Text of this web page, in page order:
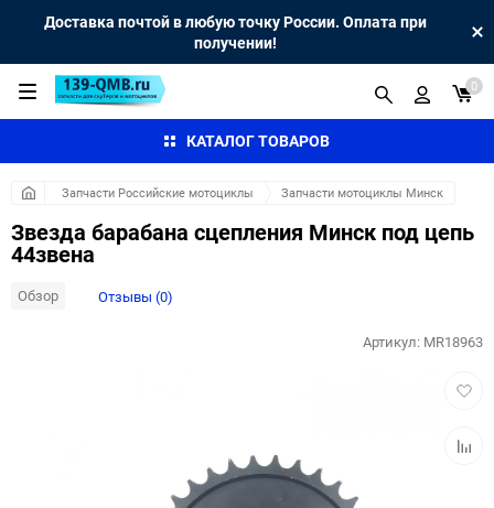
Доставка почтой в любую точку России. Оплата при
получении!
КАТАЛОГ ТОВАРОВ
0
Запчасти Российские мотоциклы Запчасти мотоциклы Минск
Звезда барабана сцепления Минск под цепь
44звена
Обзор Отзывы (0)
Артикул: MR18963